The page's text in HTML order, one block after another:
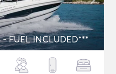
FUEL INCLUDED***